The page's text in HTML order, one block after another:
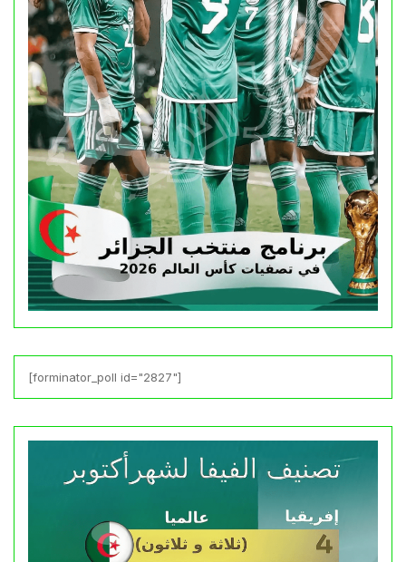
[forminator_poll id="2827"]